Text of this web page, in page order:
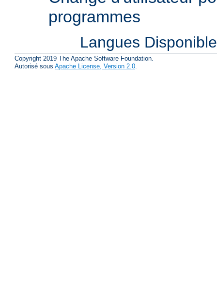
programmes
Langues
Copyright 2019 The Apache Software Foundation.
Autorisé sous Apache License, Version 2.0.